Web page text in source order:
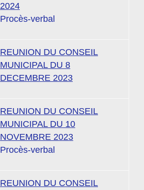
2024
Procès-verbal
REUNION DU CONSEIL
MUNICIPAL DU 8
DECEMBRE 2023
REUNION DU CONSEIL
MUNICIPAL DU 10
NOVEMBRE 2023
Procès-verbal
REUNION DU CONSEIL